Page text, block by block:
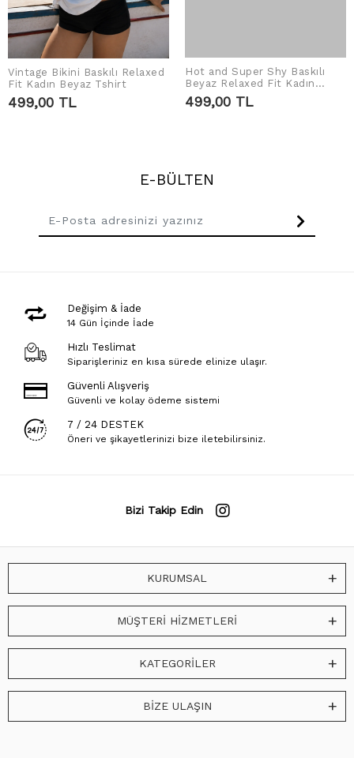
SEPETE EKLE
Vintage Bikini Baskılı Relaxed
Fit Kadın Beyaz Tshirt
499,00 TL
SEPETE EKLE
Hot and Super Shy Baskılı
Beyaz Relaxed Fit Kadın
Tshirt
499,00 TL
E-BÜLTEN
Değişim & İade
14 Gün İçinde İade
Hızlı Teslimat
Siparişleriniz en kısa sürede elinize ulaşır.
Güvenli Alışveriş
Güvenli ve kolay ödeme sistemi
7 / 24 DESTEK
Öneri ve şikayetlerinizi bize iletebilirsiniz.
Bizi Takip Edin
KURUMSAL
MÜŞTERİ HİZMETLERİ
KATEGORİLER
BİZE ULAŞIN